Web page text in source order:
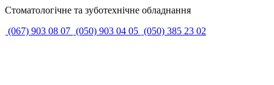
Стоматологічне та зуботехнічне обладнання
(067) 903 08 07 (050) 903 04 05 (050) 385 23 02